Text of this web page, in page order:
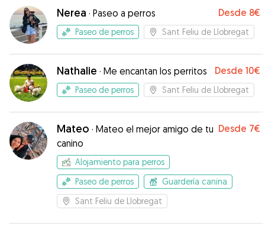
Nerea · Paseo a perros Desde 8€
Paseo de perros Sant Feliu de Llobregat
Nathalie · Me encantan los perritos Desde 10€
Paseo de perros Sant Feliu de Llobregat
Mateo · Mateo el mejor amigo de tu
canino
Desde 7€
Alojamiento para perros
Paseo de perros
Guardería canina
Sant Feliu de Llobregat